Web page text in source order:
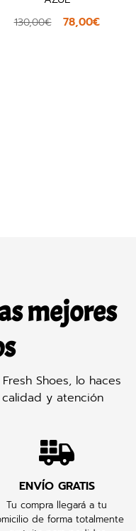
130,00€ 78,00€
mejores
Shoes, lo haces
y atención
ENVÍO GRATIS
Tu compra llegará a tu
de forma totalmente